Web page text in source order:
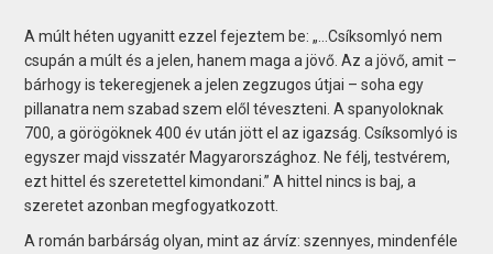
A múlt héten ugyanitt ezzel fejeztem be: „…Csíksomlyó nem
csupán a múlt és a jelen, hanem maga a jövő. Az a jövő, amit –
bárhogy is tekeregjenek a jelen zegzugos útjai – soha egy
pillanatra nem szabad szem elől téveszteni. A spanyoloknak
700, a görögöknek 400 év után jött el az igazság. Csíksomlyó is
egyszer majd visszatér Magyarországhoz. Ne félj, testvérem,
ezt hittel és szeretettel kimondani.” A hittel nincs is baj, a
szeretet azonban megfogyatkozott.
A román barbárság olyan, mint az árvíz: szennyes, mindenféle